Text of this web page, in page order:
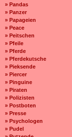
» Pandas
» Panzer
» Papageien
» Peace
» Peitschen
» Pfeile
» Pferde
» Pferdekutsche
» Pieksende
» Piercer
» Pinguine
» Piraten
» Polizisten
» Postboten
» Presse
» Psychologen
» Pudel